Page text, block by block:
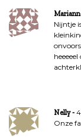
Nijntje
Nelly
Onze